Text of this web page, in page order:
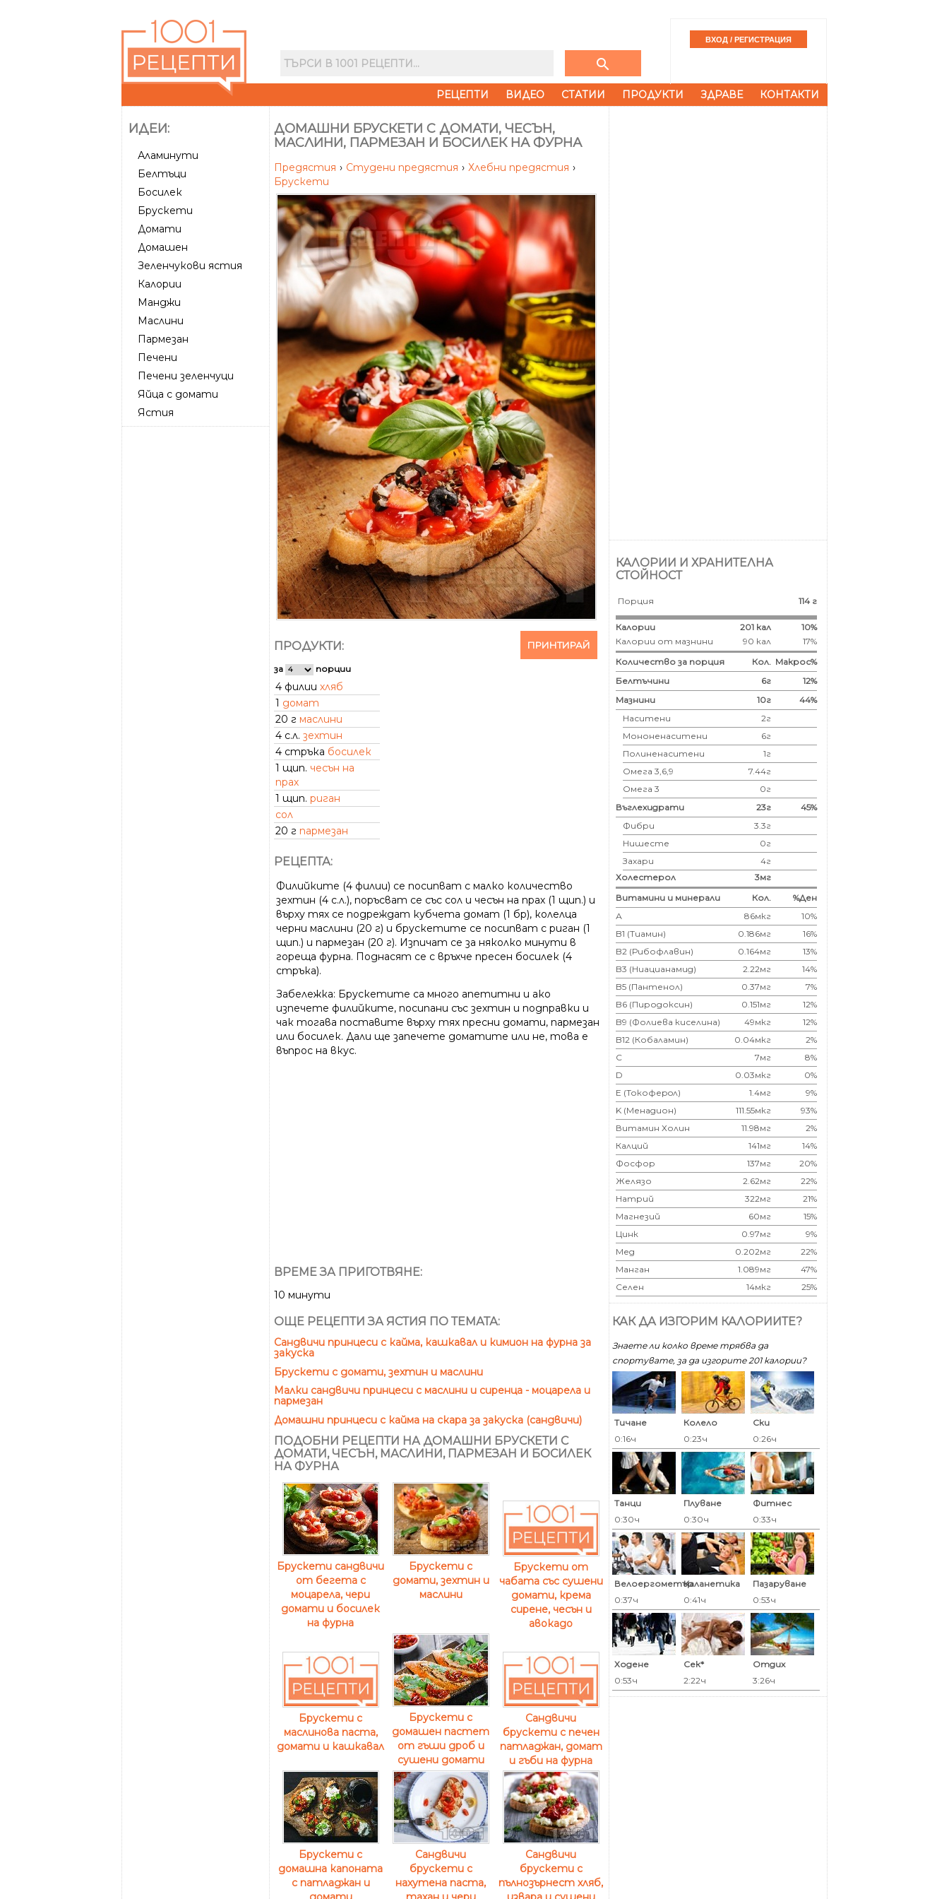
search
РЕЦЕПТИ ВИДЕО СТАТИИ ПРОДУКТИ ЗДРАВЕ КОНТАКТИ
ИДЕИ:
Аламинути
Белтъци
Босилек
Брускети
Домати
Домашен
Зеленчукови ястия
Калории
Манджи
Маслини
Пармезан
Печени
Печени зеленчуци
Яйца с домати
Ястия
ДОМАШНИ БРУСКЕТИ С ДОМАТИ, ЧЕСЪН,
МАСЛИНИ, ПАРМЕЗАН И БОСИЛЕК НА ФУРНА
Предястия › Студени предястия › Хлебни предястия ›
Брускети
ПРИНТИРАЙ
ПРОДУКТИ:
за порции
4 филии хляб
1 домат
20 г маслини
4 с.л. зехтин
4 стръка босилек
1 щип. чесън на
прах
1 щип. риган
сол
20 г пармезан
РЕЦЕПТА:
Филийките (4 филии) се посипват с малко количество
зехтин (4 с.л.), поръсват се със сол и чесън на прах (1 щип.) и
върху тях се подреждат кубчета домат (1 бр), колелца
черни маслини (20 г) и брускетите се посипват с риган (1
щип.) и пармезан (20 г). Изпичат се за няколко минути в
гореща фурна. Поднасят се с връхче пресен босилек (4
стръка).
Забележка: Брускетите са много апетитни и ако
изпечете филийките, посипани със зехтин и подправки и
чак тогава поставите върху тях пресни домати, пармезан
или босилек. Дали ще запечете доматите или не, това е
въпрос на вкус.
ВРЕМЕ ЗА ПРИГОТВЯНЕ:
10 минути
ОЩЕ РЕЦЕПТИ ЗА ЯСТИЯ ПО ТЕМАТА:
Сандвичи принцеси с кайма, кашкавал и кимион на фурна за
закуска
Брускети с домати, зехтин и маслини
Малки сандвичи принцеси с маслини и сиренца - моцарела и
пармезан
Домашни принцеси с кайма на скара за закуска (сандвичи)
ПОДОБНИ РЕЦЕПТИ НА ДОМАШНИ БРУСКЕТИ С
ДОМАТИ, ЧЕСЪН, МАСЛИНИ, ПАРМЕЗАН И БОСИЛЕК
НА ФУРНА
Брускети сандвичи
от бегета с
моцарела, чери
домати и босилек
на фурна
Брускети с
домати, зехтин и
маслини
Брускети от
чабата със сушени
домати, крема
сирене, чесън и
авокадо
Брускети с
маслинова паста,
домати и кашкавал
Брускети с
домашен пастет
от гъши дроб и
сушени домати
Сандвичи
брускети с печен
патладжан, домат
и гъби на фурна
Брускети с
домашна капоната
с патладжан и
Сандвичи
брускети с
нахутена паста,
Сандвичи
брускети с
пълнозърнест хляб,
КАЛОРИИ И ХРАНИТЕЛНА
СТОЙНОСТ
Порция 114 г
Калории 201 кал
10%
Калории от мазнини
90 кал
17%
Количество за порция
Кол. Макрос%
Белтъчини
6г
12%
Мазнини
10г
44%
Наситени
2г
Мононенаситени
6г
Полиненаситени
1г
Омега 3,6,9
7.44г
Омега 3
0г
Въглехидрати
23г
45%
Фибри
3.3г
Нишесте
0г
Захари
4г
Холестерол
3мг
Витамини и минерали
Кол.
%Ден
А
86мкг
10%
B1 (Тиамин)
0.186мг
16%
B2 (Рибофлавин)
0.164мг
13%
B3 (Ниацианамид)
2.22мг
14%
B5 (Пантенол)
0.37мг
7%
B6 (Пиродоксин)
0.151мг
12%
B9 (Фолиева киселина)
49мкг
12%
B12 (Кобаламин)
0.04мкг
2%
C
7мг
8%
D
0.03мкг
0%
E (Токоферoл)
1.4мг
9%
K (Менадион)
111.55мкг
93%
Витамин Холин
11.98мг
2%
Калций
141мг
14%
Фосфор
137мг
20%
Желязо
2.62мг
22%
Натрий
322мг
21%
Магнезий
60мг
15%
Цинк
0.97мг
9%
Мед
0.202мг
22%
Манган
1.089мг
47%
Селен
14мкг 25%
КАК ДА ИЗГОРИМ КАЛОРИИТЕ?
Знаете ли колко време трябва да
спортувате, за да изгорите 201 калoрии?
Тичане
0:16ч
Колело
0:23ч
Ски
0:26ч
Танци
0:30ч
Плуване
0:30ч
Фитнес
0:33ч
Велоергометър
0:37ч
Каланетика
0:41ч
Пазаруване
0:53ч
Ходене
0:53ч
Сек*
2:22ч
Отдих
3:26ч